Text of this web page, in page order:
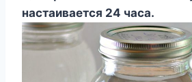
настаивается 24 часа.